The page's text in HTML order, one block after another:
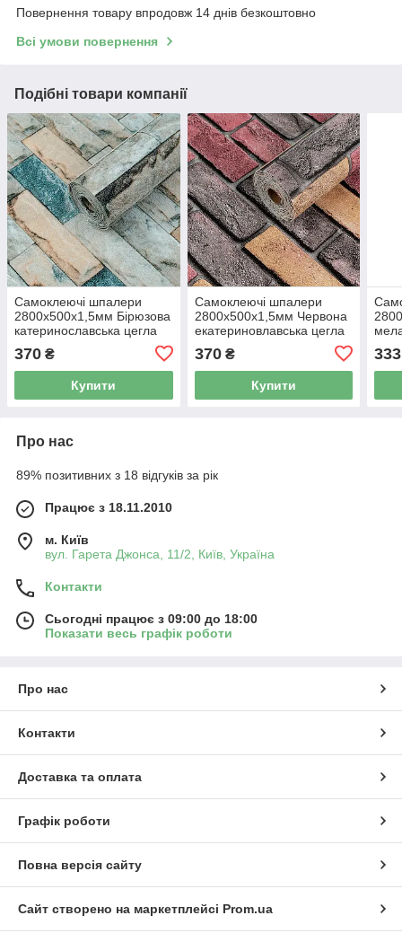
Повернення товару впродовж 14 днів безкоштовно
Всі умови повернення
Подібні товари компанії
Самоклеючі шпалери
2800х500х1,5мм Бірюзова
катеринославська цегла
370 ₴
Купити
Самоклеючі шпалери
2800х500х1,5мм Червона
екатериновлавська цегла
370₴
Купити
333
Про нас
89% позитивних з 18 відгуків за рік
Працює з 18.11.2010
м. Київ
вул. Гарета Джонса, 11/2, Київ, Україна
Контакти
Сьогодні працює з 09:00 до 18:00
Показати весь графік роботи
Про нас
Контакти
Доставка та оплата
Графік роботи
Повна версія сайту
Сайт створено на маркетплейсі Prom.ua